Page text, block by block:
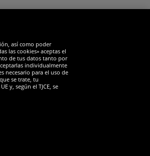
así como poder
las cookies» aceptas el
de tus datos tanto por
individualmente
necesario para el uso de
se trate, tu
y, según el TJCE, se